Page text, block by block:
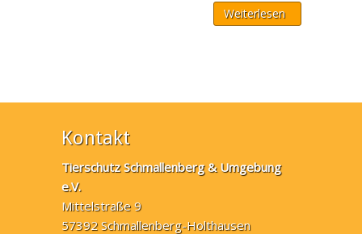
Weiterlesen
Kontakt
Tierschutz Schmallenberg & Umgebung
e.V.
Mittelstraße 9
57392 Schmallenberg-Holthausen